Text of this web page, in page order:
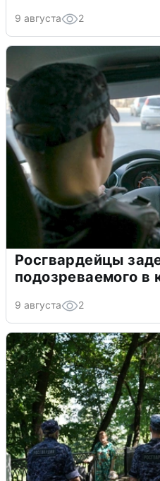
9 августа 2
Росгвардейцы
подозреваемого в
9 августа 2